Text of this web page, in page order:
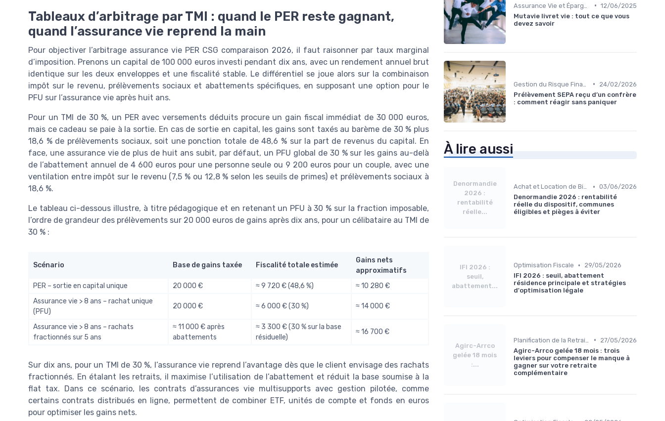
Tableaux d’arbitrage par TMI : quand le PER reste gagnant,
quand l’assurance vie reprend la main
Pour objectiver l’arbitrage assurance vie PER CSG comparaison 2026, il faut raisonner par taux marginal
d’imposition. Prenons un capital de 100 000 euros investi pendant dix ans, avec un rendement annuel brut
identique sur les deux enveloppes et une fiscalité stable. Le différentiel se joue alors sur la combinaison
impôt sur le revenu, prélèvements sociaux et abattements spécifiques, en supposant une option pour le
PFU sur l’assurance vie après huit ans.
Pour un TMI de 30 %, un PER avec versements déduits procure un gain fiscal immédiat de 30 000 euros,
mais ce cadeau se paie à la sortie. En cas de sortie en capital, les gains sont taxés au barème de 30 % plus
18,6 % de prélèvements sociaux, soit une ponction totale de 48,6 % sur la part de revenus du capital. En
face, une assurance vie de plus de huit ans subit, par défaut, un PFU global de 30 % sur les gains au-delà
de l’abattement annuel de 4 600 euros pour une personne seule ou 9 200 euros pour un couple, avec une
ventilation entre impôt sur le revenu (7,5 % ou 12,8 % selon les seuils de primes) et prélèvements sociaux à
18,6 %.
Le tableau ci-dessous illustre, à titre pédagogique et en retenant un PFU à 30 % sur la fraction imposable,
l’ordre de grandeur des prélèvements sur 20 000 euros de gains après dix ans, pour un célibataire au TMI de
30 % :
Scénario Base de gains taxée Fiscalité totale estimée
Gains nets
approximatifs
PER – sortie en capital unique
20 000 € ≈ 9 720 € (48,6 %)
≈ 10 280 €
Assurance vie > 8 ans – rachat unique
(PFU)
20 000 € ≈ 6 000 € (30 %) ≈ 14 000 €
Assurance vie > 8 ans – rachats
fractionnés sur 5 ans
≈ 11 000 € après
abattements
≈ 3 300 € (30 % sur la base
résiduelle)
≈ 16 700 €
Sur dix ans, pour un TMI de 30 %, l’assurance vie reprend l’avantage dès que le client envisage des rachats
fractionnés. En étalant les retraits, il maximise l’utilisation de l’abattement et réduit la base soumise à la
flat tax. Dans ce scénario, les contrats d’assurances vie multisupports avec gestion pilotée, comme
certains contrats distribués en ligne, permettent de combiner ETF, unités de compte et fonds en euros
pour optimiser les gains nets.
• 12/06/2025
Mutavie livret vie : tout ce que vous
devez savoir
•
24/02/2026
Prélèvement SEPA reçu d’un confrère
: comment réagir sans paniquer
À lire aussi
Denormandie
2026 :
rentabilité
réelle...
Achat et Location de Biens Immobiliers • 03/06/2026
Denormandie 2026 : rentabilité
réelle du dispositif, communes
éligibles et pièges à éviter
IFI 2026 :
seuil,
abattement...
Optimisation Fiscale •
29/05/2026
IFI 2026 : seuil, abattement
résidence principale et stratégies
d'optimisation légale
Agirc-Arrco
gelée 18 mois
:...
•
27/05/2026
Agirc-Arrco gelée 18 mois : trois
leviers pour compenser le manque à
gagner sur votre retraite
complémentaire